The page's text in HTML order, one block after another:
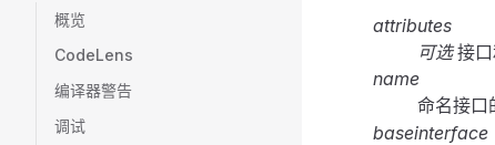
概览
CodeLens
编译器警告
调试
attributes
可选接口
name
命名接口
baseinterface